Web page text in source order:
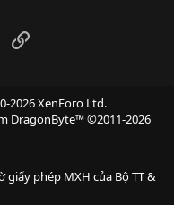
Link
2026 XenForo Ltd.
DragonByte™©2011-2026
phép MXH của Bộ TT &